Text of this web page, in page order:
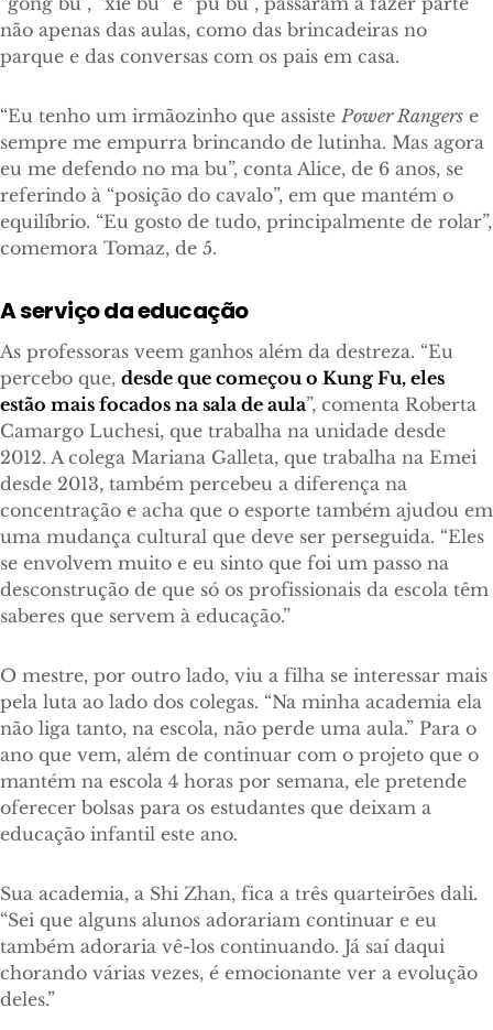
não apenas das aulas, como das brincadeiras no
parque e das conversas com os pais em casa.
“Eu tenho um irmãozinho que assiste Power Rangers e
sempre me empurra brincando de lutinha. Mas agora
eu me defendo no ma bu”, conta Alice, de 6 anos, se
referindo à “posição do cavalo”, em que mantém o
equilíbrio. “Eu gosto de tudo, principalmente de rolar”,
comemora Tomaz, de 5.
A serviço da educação
As professoras veem ganhos além da destreza. “Eu
percebo que, desde que começou o Kung Fu, eles
estão mais focados na sala de aula”, comenta Roberta
Camargo Luchesi, que trabalha na unidade desde
2012. A colega Mariana Galleta, que trabalha na Emei
desde 2013, também percebeu a diferença na
concentração e acha que o esporte também ajudou em
uma mudança cultural que deve ser perseguida. “Eles
se envolvem muito e eu sinto que foi um passo na
desconstrução de que só os profissionais da escola têm
saberes que servem à educação.”
O mestre, por outro lado, viu a filha se interessar mais
pela luta ao lado dos colegas. “Na minha academia ela
não liga tanto, na escola, não perde uma aula.” Para o
ano que vem, além de continuar com o projeto que o
mantém na escola 4 horas por semana, ele pretende
oferecer bolsas para os estudantes que deixam a
educação infantil este ano.
Sua academia, a Shi Zhan, fica a três quarteirões dali.
“Sei que alguns alunos adorariam continuar e eu
também adoraria vê-los continuando. Já saí daqui
chorando várias vezes, é emocionante ver a evolução
deles.”